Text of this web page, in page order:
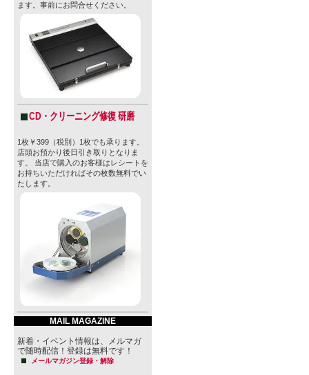
ます。事前にお問合せください。
CD・クリーニング修復 研磨
1枚￥399（税別）1枚でも承ります。
店頭お預かり後日引き取りとなりま
す。 当店で購入のお客様はレシートを
お持ちいただければその枚数無料でい
たします。
MAIL MAGAZINE
新着・イベント情報は、メルマガ
で随時配信！登録は無料です！
メールマガジン登録・解除